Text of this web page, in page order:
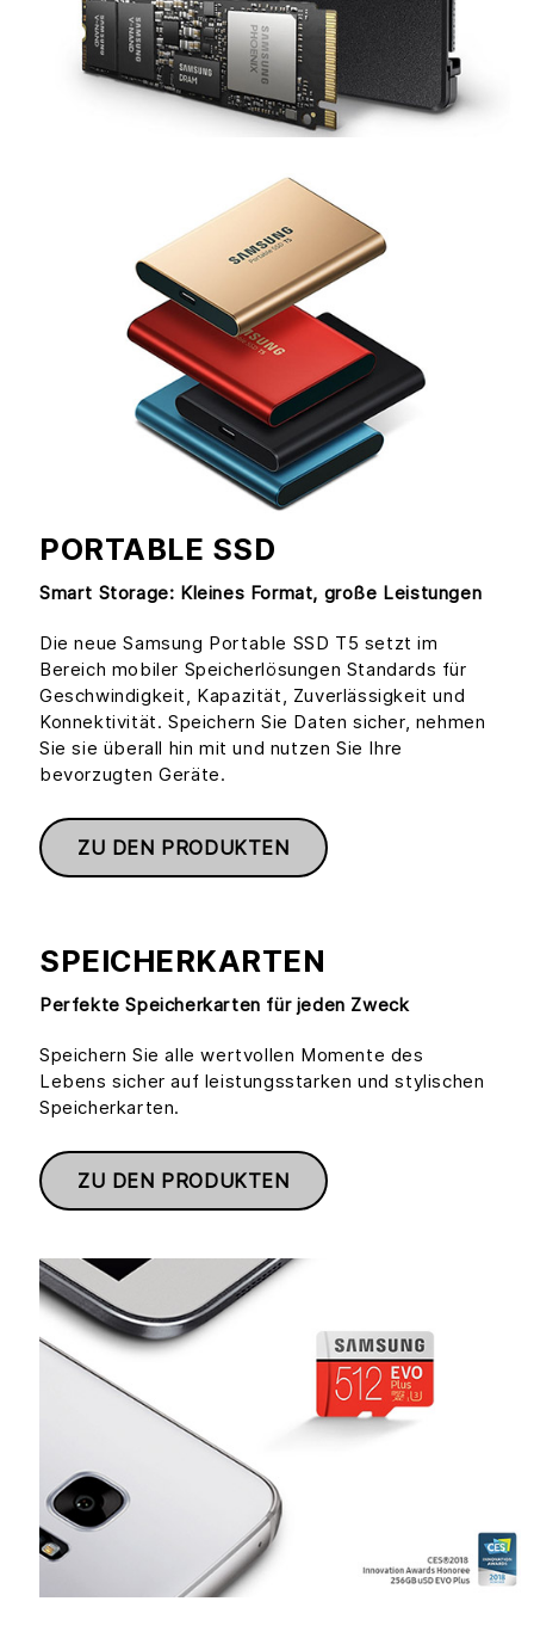
PORTABLE SSD
Smart Storage: Kleines Format, große Leistungen
Die neue Samsung Portable SSD T5 setzt im
Bereich mobiler Speicherlösungen Standards für
Geschwindigkeit, Kapazität, Zuverlässigkeit und
Konnektivität. Speichern Sie Daten sicher, nehmen
Sie sie überall hin mit und nutzen Sie Ihre
bevorzugten Geräte.
ZU DEN PRODUKTEN
SPEICHERKARTEN
Perfekte Speicherkarten für jeden Zweck
Speichern Sie alle wertvollen Momente des
Lebens sicher auf leistungsstarken und stylischen
Speicherkarten.
ZU DEN PRODUKTEN